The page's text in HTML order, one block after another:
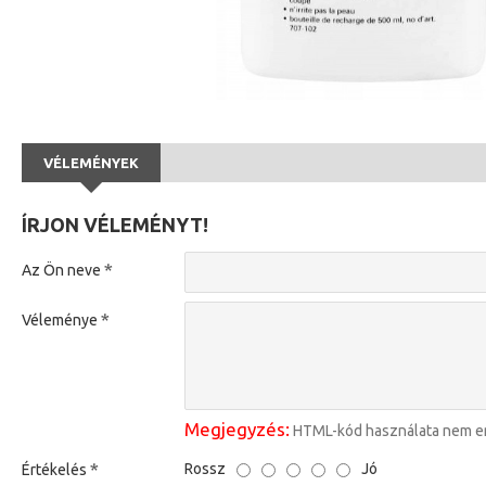
VÉLEMÉNYEK
ÍRJON VÉLEMÉNYT!
Az Ön neve
Véleménye
Megjegyzés: HTML-kód használata nem
Értékelés Rossz Jó